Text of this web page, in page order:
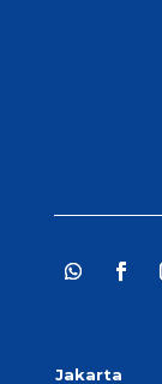
Jakarta